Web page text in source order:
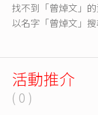
找不到「曾焯文」的
以名字「曾焯文」
活動推介
( 0 )